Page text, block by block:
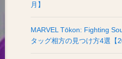
月】
MARVEL Tōkon: Fighting
タッグ相方の見つけ方4選【